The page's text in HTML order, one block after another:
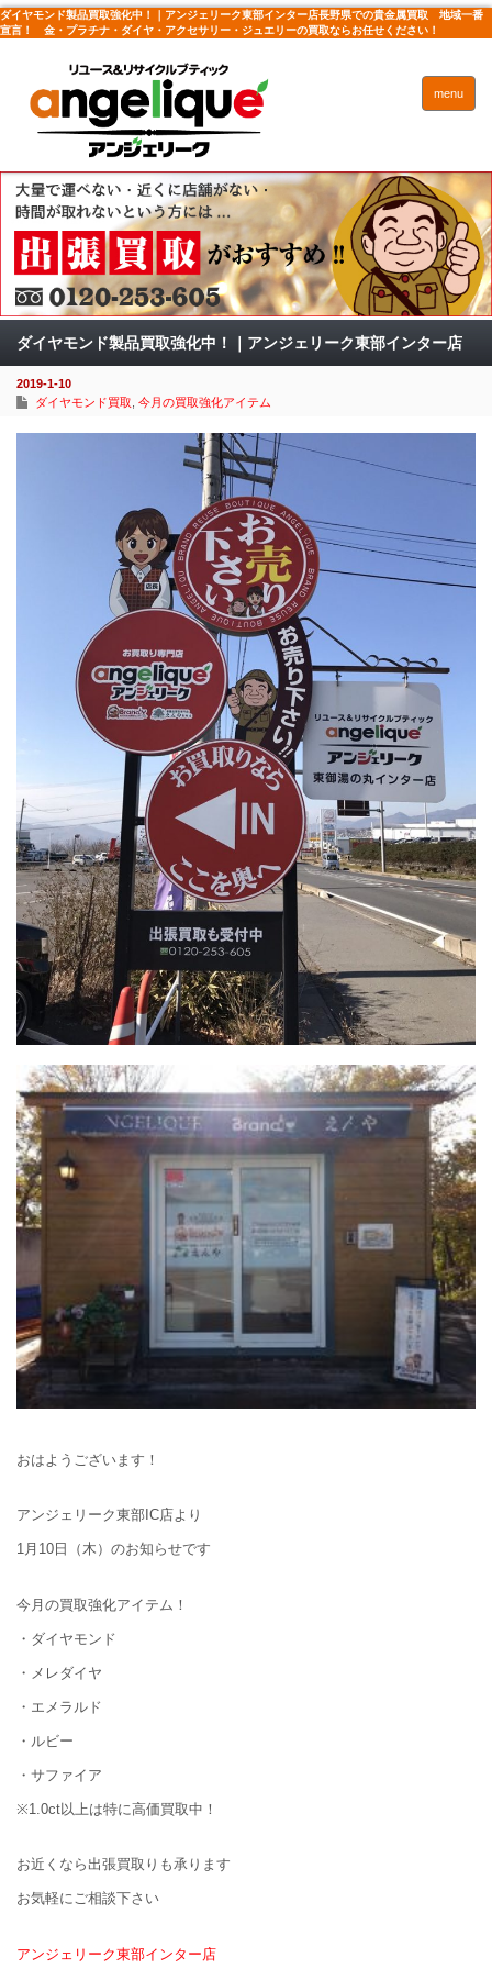
ダイヤモンド製品買取強化中！｜アンジェリーク東部インター店長野県での貴金属買取 地域一番
宣言！ 金・プラチナ・ダイヤ・アクセサリー・ジュエリーの買取ならお任せください！
menu
ダイヤモンド製品買取強化中！｜アンジェリーク東部インター店
2019-1-10
ダイヤモンド買取 今月の買取強化アイテム
おはようございます！
アンジェリーク東部IC店より
1月10日（木）のお知らせです
今月の買取強化アイテム！
・ダイヤモンド
・メレダイヤ
・エメラルド
・ルビー
・サファイア
※1.0ct以上は特に高価買取中！
お近くなら出張買取りも承ります
お気軽にご相談下さい
アンジェリーク東部インター店